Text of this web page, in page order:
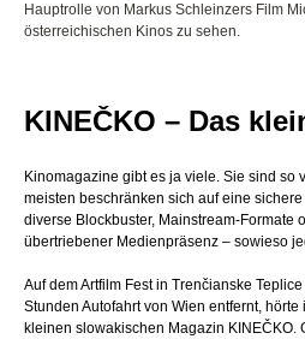
Hauptrolle von Markus Schleinzers Film
österreichischen Kinos zu sehen.
KINEČKO – Das
Kinomagazine gibt es ja viele. Sie sind so
meisten beschränken sich auf eine
diverse Blockbuster, Mainstream-Formate
übertriebener Medienpräsenz – sowieso
Auf dem Artfilm Fest in Trenčianske
Stunden Autofahrt von Wien entfernt,
kleinen slowakischen Magazin KINEČKO.